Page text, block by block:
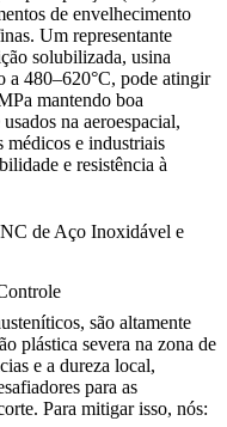
de envelhecimento
Um representante
solubilizada, usina
a 480–620°C, pode atingir
mantendo boa
na aeroespacial,
médicos e industriais
e resistência à
de Aço Inoxidável e
são altamente
plástica severa na zona de
e a dureza local,
para as
Para mitigar isso, nós: